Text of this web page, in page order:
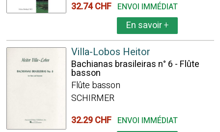
32.74 CHF ENVOI IMMÉDIAT
En savoir+
Villa-Lobos Heitor
Bachianas brasileiras n° 6 - Flûte
basson
Flûte basson
SCHIRMER
32.29 CHF ENVOI IMMÉDIAT